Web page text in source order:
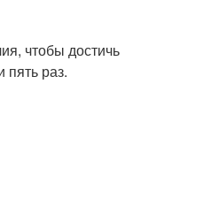
чтобы достичь
раз.